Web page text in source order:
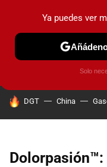
PRUEBAS COCHES
HOY SE HABLA DE
DGT China
Ya puedes ver
Solo